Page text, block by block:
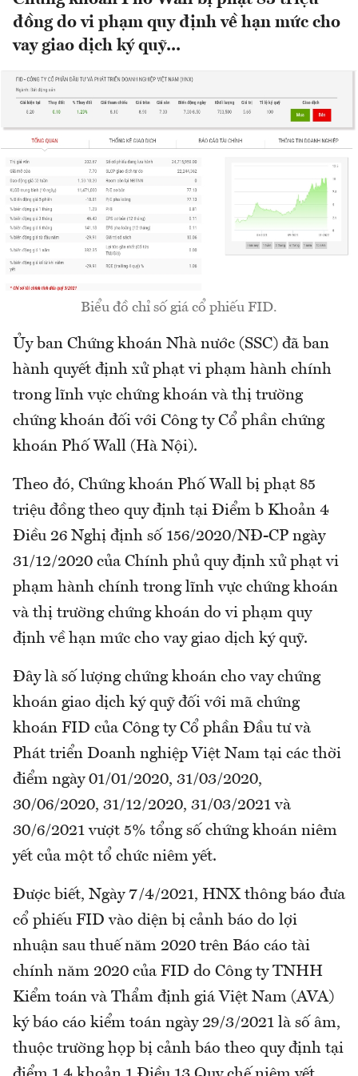
đồng do vi phạm quy định về hạn mức cho
vay giao dịch ký quỹ...
Biểu đồ chỉ số giá cổ phiếu FID.
Ủy ban Chứng khoán Nhà nước (SSC) đã ban
hành quyết định xử phạt vi phạm hành chính
trong lĩnh vực chứng khoán và thị trường
chứng khoán đối với Công ty Cổ phần chứng
khoán Phố Wall (Hà Nội).
Theo đó, Chứng khoán Phố Wall bị phạt 85
triệu đồng theo quy định tại Điểm b Khoản 4
Điều 26 Nghị định số 156/2020/NĐ-CP ngày
31/12/2020 của Chính phủ quy định xử phạt vi
phạm hành chính trong lĩnh vực chứng khoán
và thị trường chứng khoán do vi phạm quy
định về hạn mức cho vay giao dịch ký quỹ.
Đây là số lượng chứng khoán cho vay chứng
khoán giao dịch ký quỹ đối với mã chứng
khoán FID của Công ty Cổ phần Đầu tư và
Phát triển Doanh nghiệp Việt Nam tại các thời
điểm ngày 01/01/2020, 31/03/2020,
30/06/2020, 31/12/2020, 31/03/2021 và
30/6/2021 vượt 5% tổng số chứng khoán niêm
yết của một tổ chức niêm yết.
Được biết, Ngày 7/4/2021, HNX thông báo đưa
cổ phiếu FID vào diện bị cảnh báo do lợi
nhuận sau thuế năm 2020 trên Báo cáo tài
chính năm 2020 của FID do Công ty TNHH
Kiểm toán và Thẩm định giá Việt Nam (AVA)
ký báo cáo kiểm toán ngày 29/3/2021 là số âm,
thuộc trường họp bị cảnh báo theo quy định tại